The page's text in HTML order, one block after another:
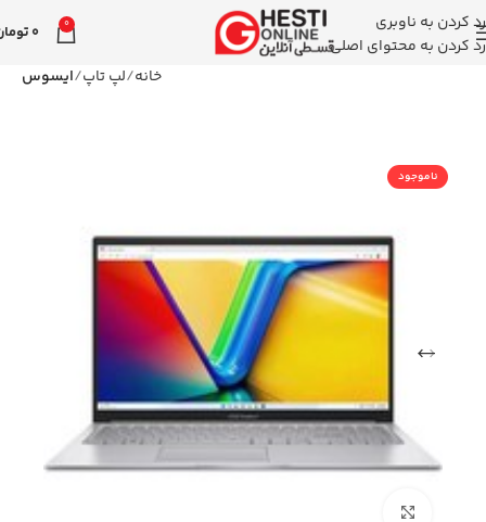
رد کردن به ناوبری
رد کردن به محتوای اصلی
0
0
خانه لپ تاپ ایسوس
ناموجود